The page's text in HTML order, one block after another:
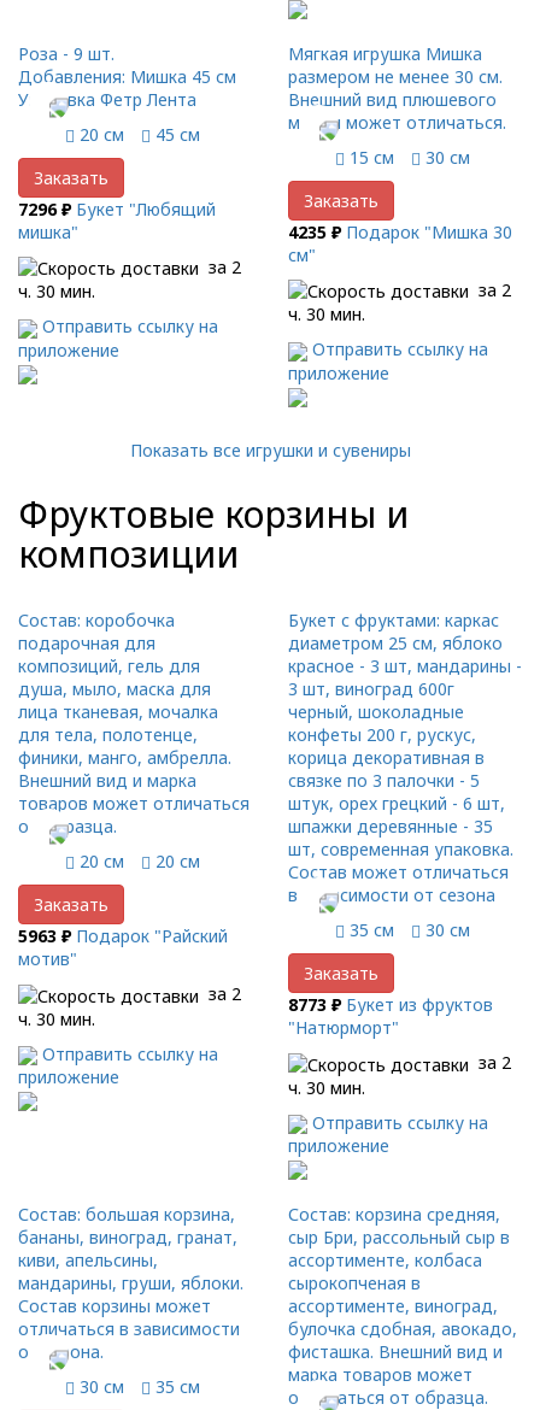
Роза - 9 шт.
Добавления: Мишка 45 см
Упаковка Фетр Лента
20 см
45 см
Заказать
7296 ₽ Букет "Любящий
мишка"
за 2
ч. 30 мин.
Отправить ссылку на
приложение
Мягкая игрушка Мишка
размером не менее 30 см.
Внешний вид плюшевого
мишки может отличаться.
15 см
30 см
Заказать
4235 ₽ Подарок "Мишка 30
см"
за 2
ч. 30 мин.
Отправить ссылку на
приложение
Показать все игрушки и сувениры
Фруктовые корзины и
композиции
Состав: коробочка
подарочная для
композиций, гель для
душа, мыло, маска для
лица тканевая, мочалка
для тела, полотенце,
финики, манго, амбрелла.
Внешний вид и марка
товаров может отличаться
от образца.
20 см
20 см
Заказать
5963 ₽ Подарок "Райский
мотив"
за 2
ч. 30 мин.
Отправить ссылку на
приложение
Букет с фруктами: каркас
диаметром 25 см, яблоко
красное - 3 шт, мандарины -
3 шт, виноград 600г
черный, шоколадные
конфеты 200 г, рускус,
корица декоративная в
связке по 3 палочки - 5
штук, орех грецкий - 6 шт,
шпажки деревянные - 35
шт, современная упаковка.
Состав может отличаться
в зависимости от сезона
35 см
30 см
Заказать
8773 ₽ Букет из фруктов
"Натюрморт"
за 2
ч. 30 мин.
Отправить ссылку на
приложение
Состав: большая корзина,
бананы, виноград, гранат,
киви, апельсины,
мандарины, груши, яблоки.
Состав корзины может
отличаться в зависимости
от сезона.
30 см
35 см
Состав: корзина средняя,
сыр Бри, рассольный сыр в
ассортименте, колбаса
сырокопченая в
ассортименте, виноград,
булочка сдобная, авокадо,
фисташка. Внешний вид и
марка товаров может
отличаться от образца.